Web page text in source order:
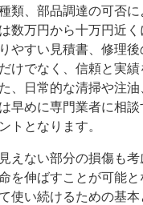
類、部品調達の可否
数万円から十万円近
やすい見積書、修理
けでなく、信頼と実
、日常的な清掃や注
早めに専門業者に相
トとなります。
えない部分の損傷も
を伸ばすことが可能
使い続けるための基本